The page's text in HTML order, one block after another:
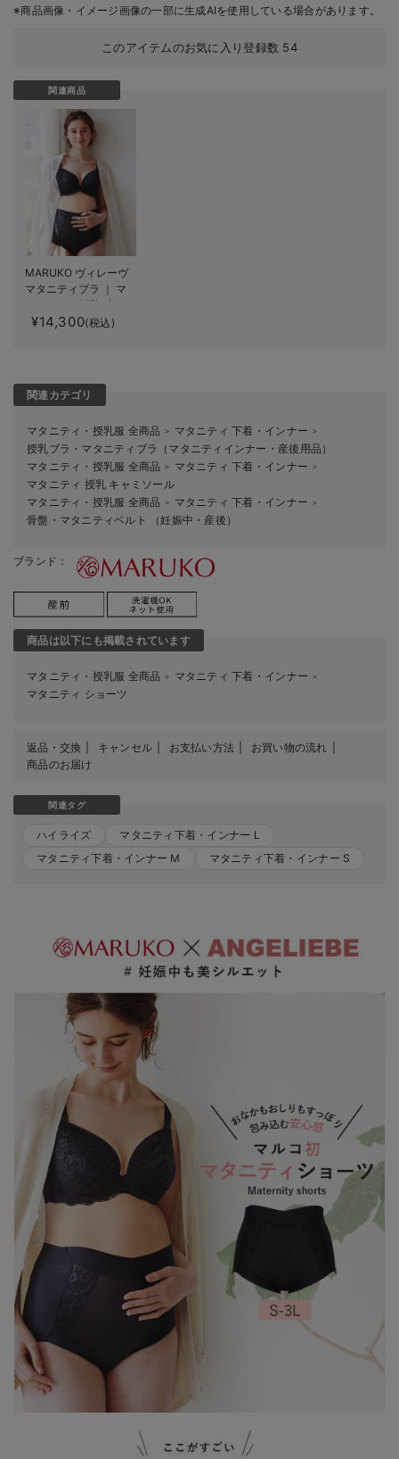
※商品画像・イメージ画像の一部に生成AIを使用している場合があります。
このアイテムのお気に入り登録数 54
関連商品
MARUKO ヴィレーヴ
マタニティブラ ｜ マ
タニティ・授乳ブラ
¥14,300(税込)
関連カテゴリ
マタニティ・授乳服 全商品 ＞ マタニティ 下着・インナー ＞
授乳ブラ・マタニティブラ（マタニティインナー・産後用品）
マタニティ・授乳服 全商品 ＞ マタニティ 下着・インナー ＞
マタニティ 授乳 キャミソール
マタニティ・授乳服 全商品 ＞ マタニティ 下着・インナー ＞
骨盤・マタニティベルト （妊娠中・産後）
ブランド：
商品は以下にも掲載されています
マタニティ・授乳服 全商品 ＞ マタニティ 下着・インナー ＞
マタニティ ショーツ
返品・交換 キャンセル お支払い方法
お買い物の流れ
商品のお届け
関連タグ
ハイライズ
マタニティ下着・インナー L
マタニティ下着・インナー M
マタニティ下着・インナー S